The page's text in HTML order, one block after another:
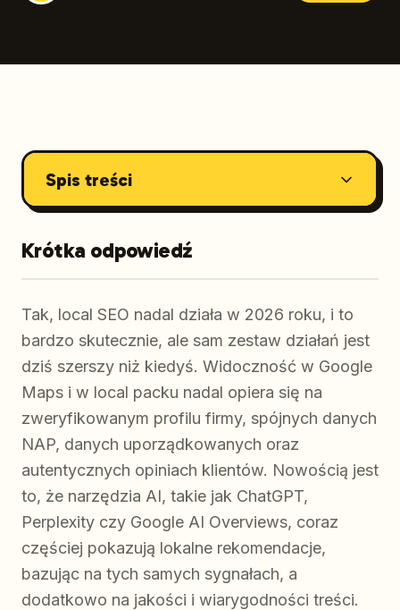
Spis treści
Krótka odpowiedź
Tak, local SEO nadal działa w 2026 roku, i to
bardzo skutecznie, ale sam zestaw działań jest
dziś szerszy niż kiedyś. Widoczność w Google
Maps i w local packu nadal opiera się na
zweryfikowanym profilu firmy, spójnych danych
NAP, danych uporządkowanych oraz
autentycznych opiniach klientów. Nowością jest
to, że narzędzia AI, takie jak ChatGPT,
Perplexity czy Google AI Overviews, coraz
częściej pokazują lokalne rekomendacje,
bazując na tych samych sygnałach, a
dodatkowo na jakości i wiarygodności treści.